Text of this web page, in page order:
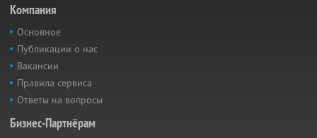
Компания
Основное
Публикации о нас
Вакансии
Правила сервиса
Ответы на вопросы
Бизнес-Партнёрам